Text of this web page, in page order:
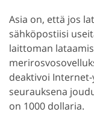
Asia on, että jos
sähköpostiisi
laittoman
deaktivoi
seurauksena
on 1000 dollaria.